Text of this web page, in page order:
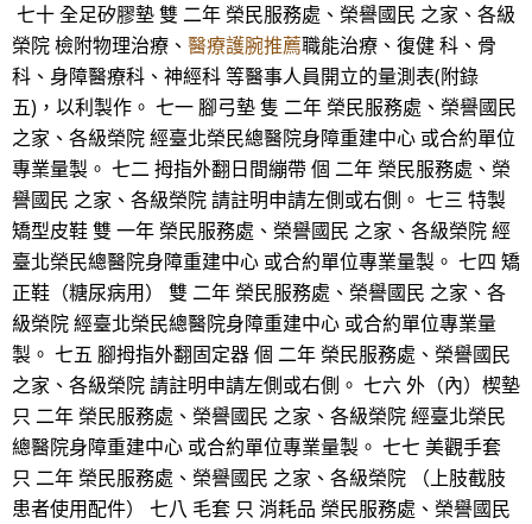
七十 全足矽膠墊 雙 二年 榮民服務處、榮譽國民 之家、各級
榮院 檢附物理治療、 醫療護腕推薦職能治療、復健 科、骨
科、身障醫療科、神經科 等醫事人員開立的量測表(附錄
五)，以利製作。 七一 腳弓墊 隻 二年 榮民服務處、榮譽國民
之家、各級榮院 經臺北榮民總醫院身障重建中心 或合約單位
專業量製。 七二 拇指外翻日間繃帶 個 二年 榮民服務處、榮
譽國民 之家、各級榮院 請註明申請左側或右側。 七三 特製
矯型皮鞋 雙 一年 榮民服務處、榮譽國民 之家、各級榮院 經
臺北榮民總醫院身障重建中心 或合約單位專業量製。 七四 矯
正鞋（糖尿病用） 雙 二年 榮民服務處、榮譽國民 之家、各
級榮院 經臺北榮民總醫院身障重建中心 或合約單位專業量
製。 七五 腳拇指外翻固定器 個 二年 榮民服務處、榮譽國民
之家、各級榮院 請註明申請左側或右側。 七六 外（內）楔墊
只 二年 榮民服務處、榮譽國民 之家、各級榮院 經臺北榮民
總醫院身障重建中心 或合約單位專業量製。 七七 美觀手套
只 二年 榮民服務處、榮譽國民 之家、各級榮院 （上肢截肢
患者使用配件） 七八 毛套 只 消耗品 榮民服務處、榮譽國民